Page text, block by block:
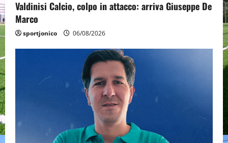
Valdinisi Calcio, colpo in attacco: arriva Giuseppe De
Marco
sportjonico 06/08/2026